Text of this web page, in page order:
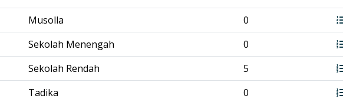
Musolla
0
Sekolah Menengah
0
Sekolah Rendah
5
Tadika
0